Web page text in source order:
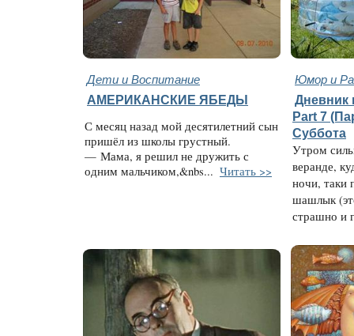
Дети и Воспитание Юмор и
АМЕРИКАНСКИЕ ЯБЕДЫ
С месяц назад мой десятилетний сын
пришёл из школы грустный.
— Мама, я решил не дружить с
одним мальчиком,&nbs... Читать >>
Дневник
Part 7
Суббота
Утром
веранде,
ночи, таки
шашлык
страшно и